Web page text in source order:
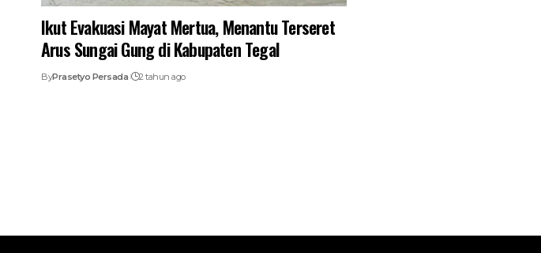
Ikut Evakuasi Mayat Mertua, Menantu Terseret
Arus Sungai Gung di Kabupaten Tegal
ByPrasetyo Persada 2 tahun ago